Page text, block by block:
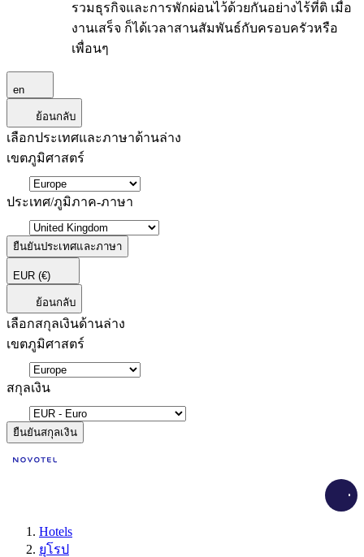
รวมธุรกิจและการพักผ่อนไว้ด้วยกันอย่างไร้ที่ติ เมื่อ
งานเสร็จ ก็ได้เวลาสานสัมพันธ์กับครอบครัวหรือ
เพื่อนๆ
en
ย้อนกลับ
เลือกประเทศและภาษาด้านล่าง
เขตภูมิศาสตร์
ประเทศ/ภูมิภาค-ภาษา
ยืนยันประเทศและภาษา
EUR (€)
ย้อนกลับ
เลือกสกุลเงินด้านล่าง
เขตภูมิศาสตร์
สกุลเงิน
ยืนยันสกุลเงิน
Hotels
ยุโรป